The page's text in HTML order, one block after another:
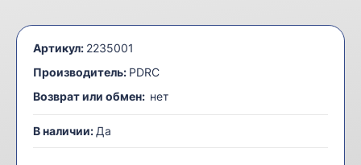
Артикул: 2235001
Производитель: PDRC
Возврат или обмен: нет
В наличии: Да